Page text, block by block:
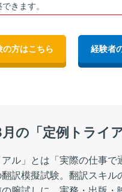
きます。
の方はこちら 経験者
の「定例トライア
アル」とは「実際の仕事で
訳模擬試験。翻訳スキル